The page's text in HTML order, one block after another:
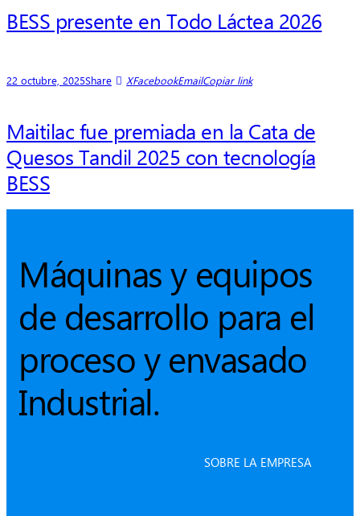
BESS presente en Todo Láctea 2026
22 octubre, 2025Share XFacebookEmailCopiar link
Maitilac fue premiada en la Cata de
Quesos Tandil 2025 con tecnología
BESS
Máquinas y equipos
de desarrollo para el
proceso y envasado
Industrial.
SOBRE LA EMPRESA